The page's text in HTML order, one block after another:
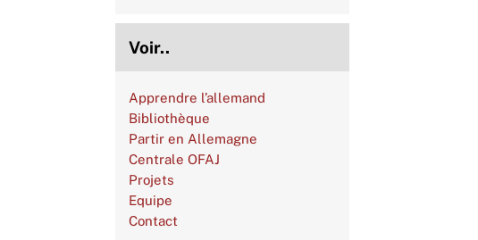
Voir..
Apprendre l’allemand
Bibliothèque
Partir en Allemagne
Centrale OFAJ
Projets
Equipe
Contact